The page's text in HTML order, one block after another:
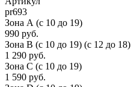
pr693
Зона А (c 10 до 19)
990 руб.
Зона B (c 10 до 19) (c 12 до 18)
1 290 руб.
Зона C (c 10 до 19)
1 590 руб.